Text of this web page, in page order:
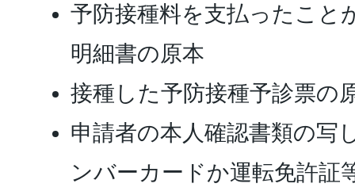
予防接種料を支払ったこと
明細書の原本
接種した予防接種予診票の
申請者の本人確認書類の写
ンバーカードか運転免許証